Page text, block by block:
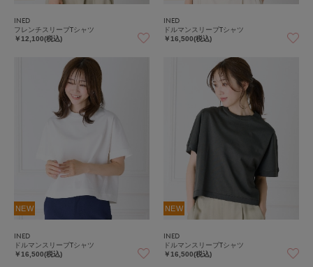
INED
フレンチスリーブTシャツ
￥12,100(税込)
INED
ドルマンスリーブTシャツ
￥16,500(税込)
NEW
INED
ドルマンスリーブTシャツ
￥16,500(税込)
NEW
INED
ドルマンスリーブTシャツ
￥16,500(税込)